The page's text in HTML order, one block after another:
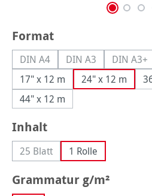
Formatauswählen
DIN A4(Diese Option ist zurzeit nicht
DIN A3(Diese Option ist
DIN A3+
17" x 12 m 24" x 12 m
44" x 12 m
Inhaltauswählen
25 Blatt(Diese Option ist zurzeit nicht
1 Rolle
Grammatur g/m²